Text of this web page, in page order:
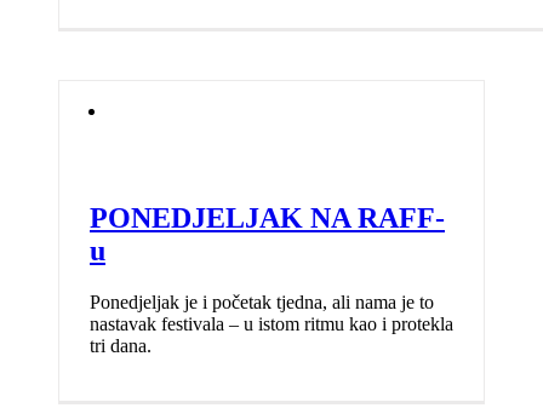
PONEDJELJAK NA RAFF-
u
Ponedjeljak je i početak tjedna, ali nama je to
nastavak festivala – u istom ritmu kao i protekla
tri dana.